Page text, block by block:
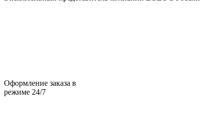
Оформление заказа в
режиме 24/7